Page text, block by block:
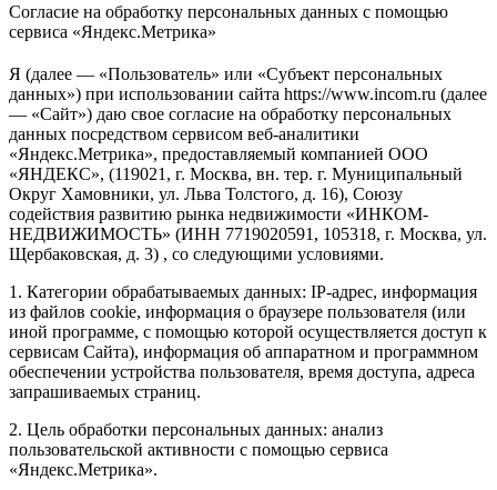
Согласие на обработку персональных данных с помощью
сервиса «Яндекс.Метрика»
Я (далее — «Пользователь» или «Субъект персональных
данных») при использовании сайта https://www.incom.ru (далее
— «Сайт») даю свое согласие на обработку персональных
данных посредством сервисом веб-аналитики
«Яндекс.Метрика», предоставляемый компанией ООО
«ЯНДЕКС», (119021, г. Москва, вн. тер. г. Муниципальный
Округ Хамовники, ул. Льва Толстого, д. 16), Союзу
содействия развитию рынка недвижимости «ИНКОМ-
НЕДВИЖИМОСТЬ» (ИНН 7719020591, 105318, г. Москва, ул.
Щербаковская, д. 3) , со следующими условиями.
1. Категории обрабатываемых данных: IP-адрес, информация
из файлов cookie, информация о браузере пользователя (или
иной программе, с помощью которой осуществляется доступ к
сервисам Сайта), информация об аппаратном и программном
обеспечении устройства пользователя, время доступа, адреса
запрашиваемых страниц.
2. Цель обработки персональных данных: анализ
пользовательской активности с помощью сервиса
«Яндекс.Метрика».